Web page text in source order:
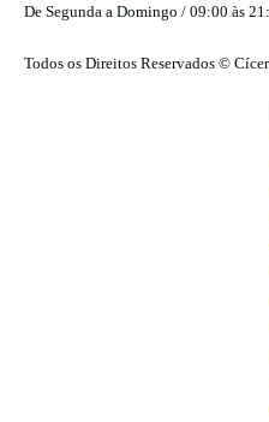
De Segunda a Domingo / 09:00 às
Todos os Direitos Reservados ©